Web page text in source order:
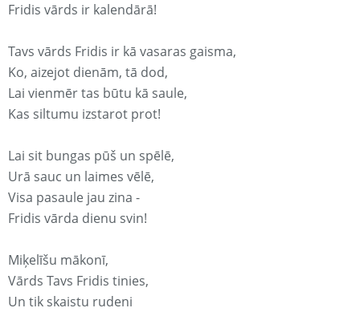
Fridis vārds ir kalendārā!
Tavs vārds Fridis ir kā vasaras gaisma,
Ko, aizejot dienām, tā dod,
Lai vienmēr tas būtu kā saule,
Kas siltumu izstarot prot!
Lai sit bungas pūš un spēlē,
Urā sauc un laimes vēlē,
Visa pasaule jau zina -
Fridis vārda dienu svin!
Miķelīšu mākonī,
Vārds Tavs Fridis tinies,
Un tik skaistu rudeni